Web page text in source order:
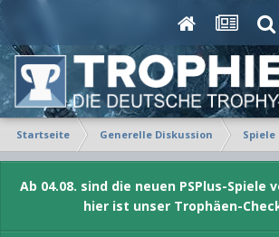
Startseite Generelle Diskussion Spiele
Ab 04.08. sind die neuen PSPlus-Spiele
hier ist unser Trophäen-